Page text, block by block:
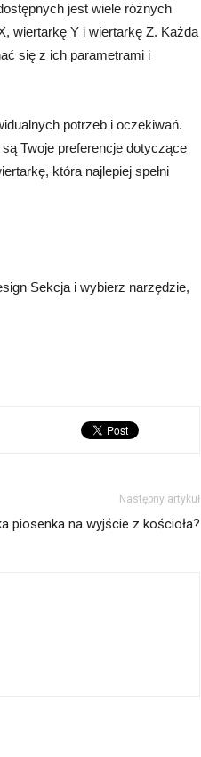
jest wiele różnych
wiertarkę Y i wiertarkę Z. Każda
się z ich parametrami i
potrzeb i oczekiwań.
Twoje preferencje dotyczące
która najlepiej spełni
Sekcja i wybierz narzędzie,
Następny artykuł
piosenka na wyjście z kościoła?